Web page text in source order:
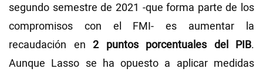
segundo semestre de 2021 -que forma parte de los
compromisos con el FMI- es aumentar la
recaudación en 2 puntos porcentuales del PIB.
Aunque Lasso se ha opuesto a aplicar medidas